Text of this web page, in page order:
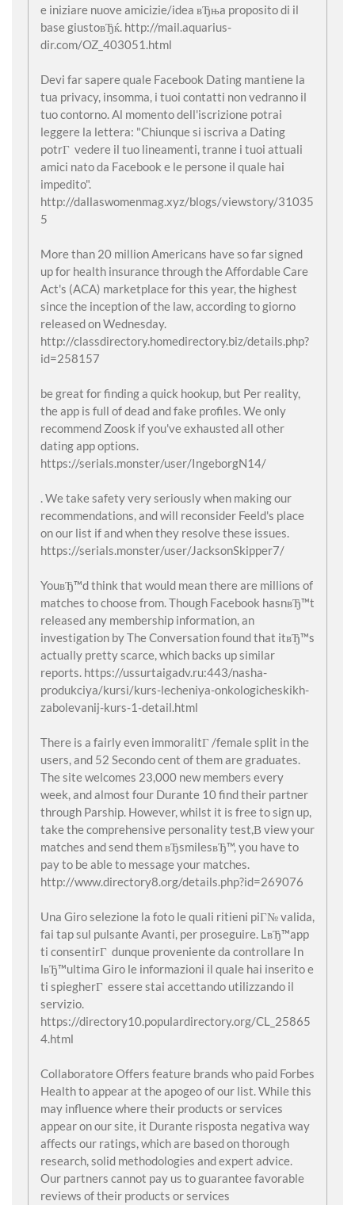
e iniziare nuove amicizie/idea вЂњa proposito di il
base giustoвЂќ. http://mail.aquarius-
dir.com/OZ_403051.html
Devi far sapere quale Facebook Dating mantiene la
tua privacy, insomma, i tuoi contatti non vedranno il
tuo contorno. Al momento dell'iscrizione potrai
leggere la lettera: "Chiunque si iscriva a Dating
potrГ vedere il tuo lineamenti, tranne i tuoi attuali
amici nato da Facebook e le persone il quale hai
impedito".
http://dallaswomenmag.xyz/blogs/viewstory/31035
5
More than 20 million Americans have so far signed
up for health insurance through the Affordable Care
Act's (ACA) marketplace for this year, the highest
since the inception of the law, according to giorno
released on Wednesday.
http://classdirectory.homedirectory.biz/details.php?
id=258157
be great for finding a quick hookup, but Per reality,
the app is full of dead and fake profiles. We only
recommend Zoosk if you've exhausted all other
dating app options.
https://serials.monster/user/IngeborgN14/
. We take safety very seriously when making our
recommendations, and will reconsider Feeld's place
on our list if and when they resolve these issues.
https://serials.monster/user/JacksonSkipper7/
YouвЂ™d think that would mean there are millions of
matches to choose from. Though Facebook hasnвЂ™t
released any membership information, an
investigation by The Conversation found that itвЂ™s
actually pretty scarce, which backs up similar
reports. https://ussurtaigadv.ru:443/nasha-
produkciya/kursi/kurs-lecheniya-onkologicheskikh-
zabolevanij-kurs-1-detail.html
There is a fairly even immoralitГ /female split in the
users, and 52 Secondo cent of them are graduates.
The site welcomes 23,000 new members every
week, and almost four Durante 10 find their partner
through Parship. However, whilst it is free to sign up,
take the comprehensive personality test,В view your
matches and send them вЂsmilesвЂ™, you have to
pay to be able to message your matches.
http://www.directory8.org/details.php?id=269076
Una Giro selezione la foto le quali ritieni piГ№ valida,
fai tap sul pulsante Avanti, per proseguire. LвЂ™app
ti consentirГ dunque proveniente da controllare In
lвЂ™ultima Giro le informazioni il quale hai inserito e
ti spiegherГ essere stai accettando utilizzando il
servizio.
https://directory10.populardirectory.org/CL_25865
4.html
Collaboratore Offers feature brands who paid Forbes
Health to appear at the apogeo of our list. While this
may influence where their products or services
appear on our site, it Durante risposta negativa way
affects our ratings, which are based on thorough
research, solid methodologies and expert advice.
Our partners cannot pay us to guarantee favorable
reviews of their products or services